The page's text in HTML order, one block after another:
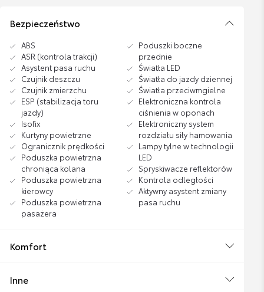
Bezpieczeństwo
ABS
ASR (kontrola trakcji)
Asystent pasa ruchu
Czujnik deszczu
Czujnik zmierzchu
ESP (stabilizacja toru
jazdy)
Isofix
Kurtyny powietrzne
Ogranicznik prędkości
Poduszka powietrzna
chroniąca kolana
Poduszka powietrzna
kierowcy
Poduszka powietrzna
pasażera
Poduszki boczne
przednie
Światła LED
Światła do jazdy dziennej
Światła przeciwmgielne
Elektroniczna kontrola
ciśnienia w oponach
Elektroniczny system
rozdziału siły hamowania
Lampy tylne w technologii
LED
Spryskiwacze reflektorów
Kontrola odległości
Aktywny asystent zmiany
pasa ruchu
Komfort
Inne